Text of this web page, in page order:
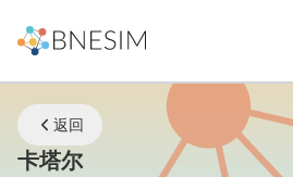
返回
卡塔尔eSIM | 无论您身在何